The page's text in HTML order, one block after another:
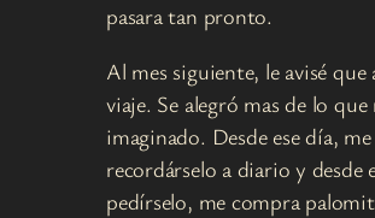
pasara tan pronto.
Al mes siguiente, le avisé que
viaje. Se alegró mas de lo
imaginado. Desde ese día,
recordárselo a diario y desde
pedírselo, me compra